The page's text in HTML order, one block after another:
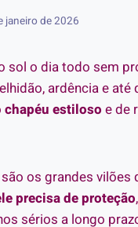
janeiro de 2026
sol o dia todo sem
ardência e
chapéu estiloso e de
são os grandes vilões
precisa de proteção
sérios a longo